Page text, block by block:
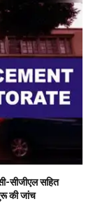
सीजीएल सहित
की जांच